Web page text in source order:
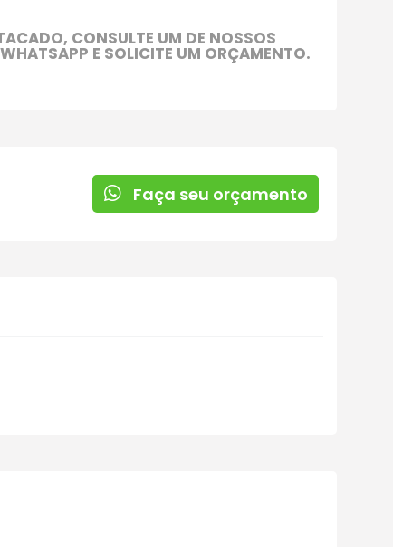
CONSULTE UM DE NOSSOS
E SOLICITE UM ORÇAMENTO.
Faça seu orçamento